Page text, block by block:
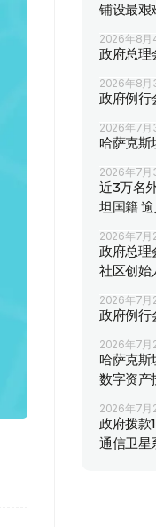
铺设最艰
2026年8月
政府总理
2026年8月
政府例行
2026年7月
哈萨克斯
2026年7月
近3万名
坦国籍
2026年7月
政府总
社区创始
2026年7月
政府例行
2026年7月
哈萨克斯
数字资产
2026年7月
政府拨款
通信卫星